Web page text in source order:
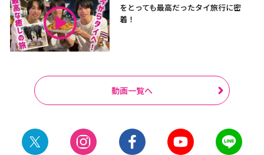
をとっても最高だったタイ旅行に密
着！
動画一覧へ